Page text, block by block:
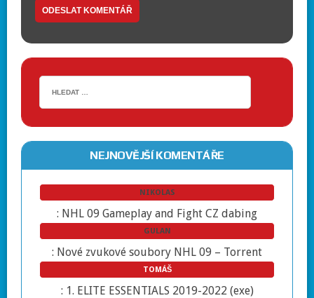
NEJNOVĚJŠÍ KOMENTÁŘE
NIKOLAS
: NHL 09 Gameplay and Fight CZ dabing
GULAN
: Nové zvukové soubory NHL 09 – Torrent
TOMÁŠ
: 1. ELITE ESSENTIALS 2019-2022 (exe)